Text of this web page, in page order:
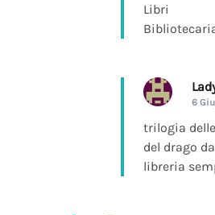
Libri
6
trilogia
del drago
libreria